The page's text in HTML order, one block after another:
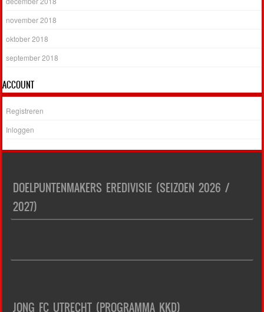
november 2018
oktober 2018
september 2018
ACCOUNT
Registreren
Inloggen
DOELPUNTENMAKERS EREDIVISIE (SEIZOEN 2026 /
2027)
JONG FC UTRECHT (PROGRAMMA KKD)